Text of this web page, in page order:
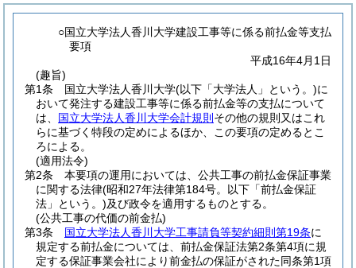
○国立大学法人香川大学建設工事等に係る前払金等支払
要項
平成16年4月1日
(趣旨)
第1条
国立大学法人香川大学(以下「大学法人」という。)に
おいて発注する建設工事等に係る前払金等の支払について
は、 国立大学法人香川大学会計規則 その他の規則又はこれ
らに基づく特段の定めによるほか、この要項の定めるとこ
ろによる。
(適用法令)
第2条
本要項の運用においては、公共工事の前払金保証事業
に関する法律(昭和27年法律第184号。以下「前払金保証
法」という。)及び政令を適用するものとする。
(公共工事の代価の前金払)
第3条
国立大学法人香川大学工事請負等契約細則第19条に
規定する前払金については、前払金保証法第2条第4項に規
定する保証事業会社により前金払の保証がされた同条第1項